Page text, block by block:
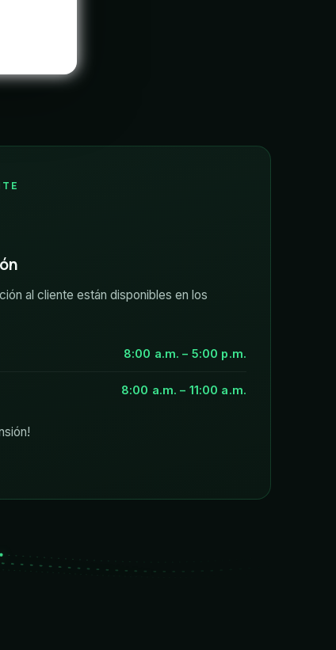
al cliente están disponibles en los
8:00 a.m. – 5:00 p.m.
8:00 a.m. – 11:00 a.m.